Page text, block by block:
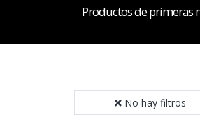
Productos de primeras
No hay filtros